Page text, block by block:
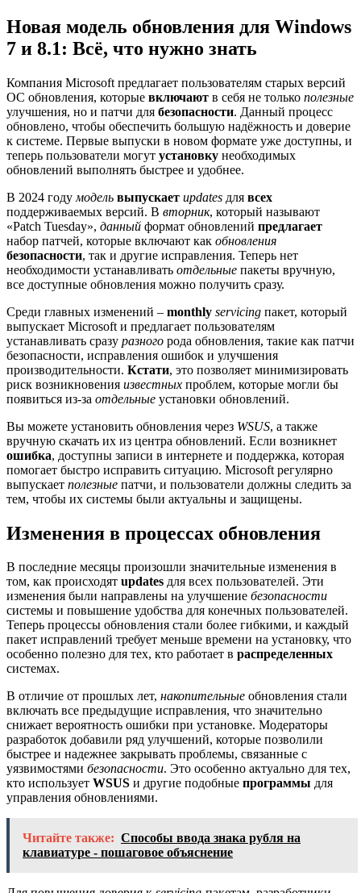
Новая модель обновления для Windows
7 и 8.1: Всё, что нужно знать
Компания Microsoft предлагает пользователям старых версий
ОС обновления, которые включают в себя не только полезные
улучшения, но и патчи для безопасности. Данный процесс
обновлено, чтобы обеспечить большую надёжность и доверие
к системе. Первые выпуски в новом формате уже доступны, и
теперь пользователи могут установку необходимых
обновлений выполнять быстрее и удобнее.
В 2024 году модель выпускает updates для всех
поддерживаемых версий. В вторник, который называют
«Patch Tuesday», данный формат обновлений предлагает
набор патчей, которые включают как обновления
безопасности, так и другие исправления. Теперь нет
необходимости устанавливать отдельные пакеты вручную,
все доступные обновления можно получить сразу.
Среди главных изменений – monthly servicing пакет, который
выпускает Microsoft и предлагает пользователям
устанавливать сразу разного рода обновления, такие как патчи
безопасности, исправления ошибок и улучшения
производительности. Кстати, это позволяет минимизировать
риск возникновения известных проблем, которые могли бы
появиться из-за отдельные установки обновлений.
Вы можете установить обновления через WSUS, а также
вручную скачать их из центра обновлений. Если возникнет
ошибка, доступны записи в интернете и поддержка, которая
помогает быстро исправить ситуацию. Microsoft регулярно
выпускает полезные патчи, и пользователи должны следить за
тем, чтобы их системы были актуальны и защищены.
Изменения в процессах обновления
В последние месяцы произошли значительные изменения в
том, как происходят updates для всех пользователей. Эти
изменения были направлены на улучшение безопасности
системы и повышение удобства для конечных пользователей.
Теперь процессы обновления стали более гибкими, и каждый
пакет исправлений требует меньше времени на установку, что
особенно полезно для тех, кто работает в распределенных
системах.
В отличие от прошлых лет, накопительные обновления стали
включать все предыдущие исправления, что значительно
снижает вероятность ошибки при установке. Модераторы
разработок добавили ряд улучшений, которые позволили
быстрее и надежнее закрывать проблемы, связанные с
уязвимостями безопасности. Это особенно актуально для тех,
кто использует WSUS и другие подобные программы для
управления обновлениями.
Читайте также: Способы ввода знака рубля на
клавиатуре - пошаговое объяснение